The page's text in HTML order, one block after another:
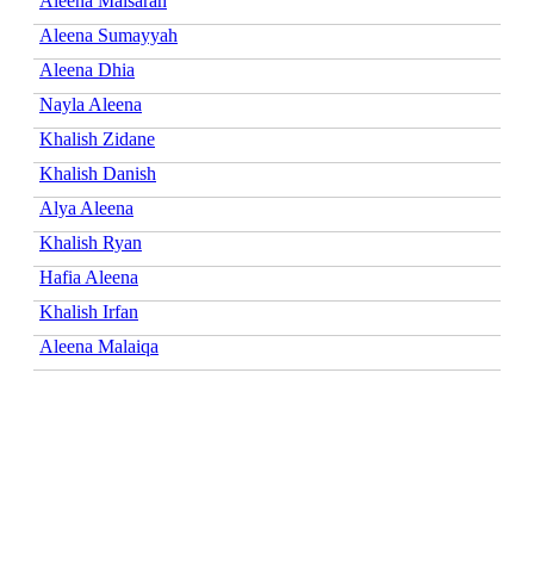
Aleena Sumayyah
Aleena Dhia
Nayla Aleena
Khalish Zidane
Khalish Danish
Alya Aleena
Khalish Ryan
Hafia Aleena
Khalish Irfan
Aleena Malaiqa